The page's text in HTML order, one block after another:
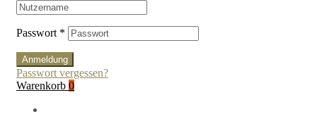
Passwort *
Anmeldung
Passwort vergessen?
Warenkorb 0